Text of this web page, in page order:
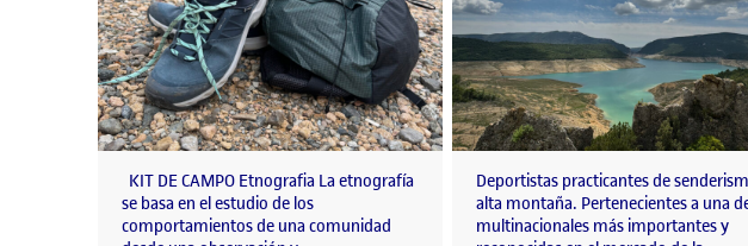
KIT DE CAMPO Etnografia La etnografía
se basa en el estudio de los
comportamientos de una comunidad
Deportistas practicantes de
alta montaña. Pertenecientes a una
multinacionales más importantes y